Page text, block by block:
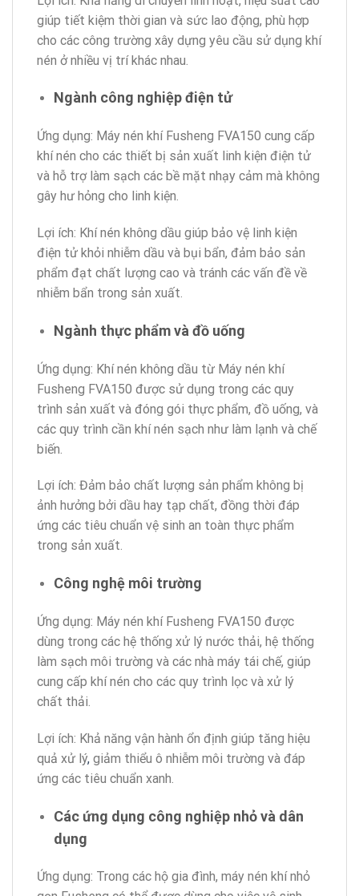
giúp tiết kiệm thời gian và sức lao động, phù hợp
cho các công trường xây dựng yêu cầu sử dụng khí
nén ở nhiều vị trí khác nhau.
Ngành công nghiệp điện tử
Ứng dụng: Máy nén khí Fusheng FVA150 cung cấp
khí nén cho các thiết bị sản xuất linh kiện điện tử
và hỗ trợ làm sạch các bề mặt nhạy cảm mà không
gây hư hỏng cho linh kiện.
Lợi ích: Khí nén không dầu giúp bảo vệ linh kiện
điện tử khỏi nhiễm dầu và bụi bẩn, đảm bảo sản
phẩm đạt chất lượng cao và tránh các vấn đề về
nhiễm bẩn trong sản xuất.
Ngành thực phẩm và đồ uống
Ứng dụng: Khí nén không dầu từ Máy nén khí
Fusheng FVA150 được sử dụng trong các quy
trình sản xuất và đóng gói thực phẩm, đồ uống, và
các quy trình cần khí nén sạch như làm lạnh và chế
biến.
Lợi ích: Đảm bảo chất lượng sản phẩm không bị
ảnh hưởng bởi dầu hay tạp chất, đồng thời đáp
ứng các tiêu chuẩn vệ sinh an toàn thực phẩm
trong sản xuất.
Công nghệ môi trường
Ứng dụng: Máy nén khí Fusheng FVA150 được
dùng trong các hệ thống xử lý nước thải, hệ thống
làm sạch môi trường và các nhà máy tái chế, giúp
cung cấp khí nén cho các quy trình lọc và xử lý
chất thải.
Lợi ích: Khả năng vận hành ổn định giúp tăng hiệu
quả xử lý, giảm thiểu ô nhiễm môi trường và đáp
ứng các tiêu chuẩn xanh.
Các ứng dụng công nghiệp nhỏ và dân
dụng
Ứng dụng: Trong các hộ gia đình, máy nén khí nhỏ